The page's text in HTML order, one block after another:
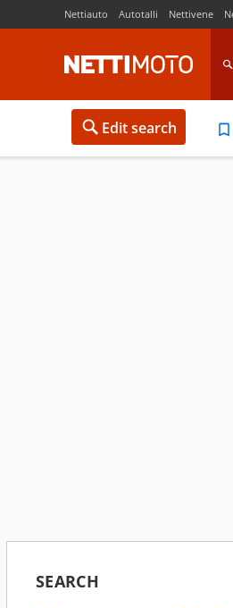
Nettiauto Autotalli Nettivene
Edit search
SEARCH